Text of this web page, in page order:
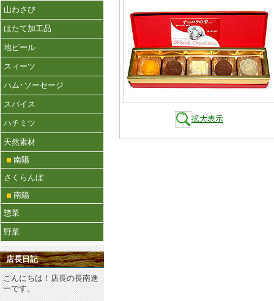
山わさび
ほたて加工品
地ビール
スィーツ
ハム･ソーセージ
スパイス
ハチミツ
天然素材
南陽
さくらんぼ
南陽
惣菜
野菜
店長日記
こんにちは！店長の長南進
一です。
拡大表示